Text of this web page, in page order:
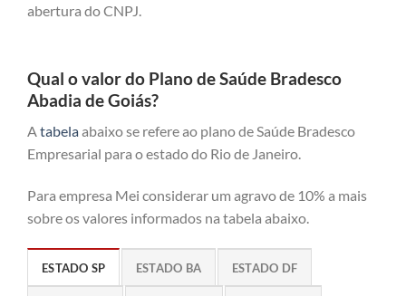
abertura do CNPJ.
Qual o valor do Plano de Saúde Bradesco
Abadia de Goiás?
Atabelaabaixo se refere ao plano de Saúde Bradesco
Empresarial para o estado do Rio de Janeiro.
Para empresa Mei considerar um agravo de 10% a mais
sobre os valores informados na tabela abaixo.
ESTADO SP ESTADO BA ESTADO DF